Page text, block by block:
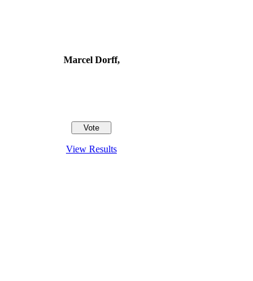
Marcel Dorff,
View Results